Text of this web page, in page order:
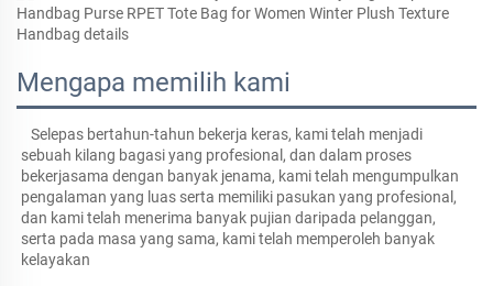
Mengapa memilih kami
Selepas bertahun-tahun bekerja keras, kami telah menjadi
sebuah kilang bagasi yang profesional, dan dalam proses
bekerjasama dengan banyak jenama, kami telah mengumpulkan
pengalaman yang luas serta memiliki pasukan yang profesional,
dan kami telah menerima banyak pujian daripada pelanggan,
serta pada masa yang sama, kami telah memperoleh banyak
kelayakan